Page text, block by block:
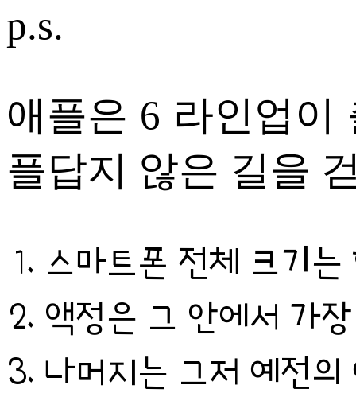
p.s.
애플은 6 라인업이
플답지 않은 길을
스마트폰 전체 크기
액정은 그 안에서 가
나머지는 그저 예전의